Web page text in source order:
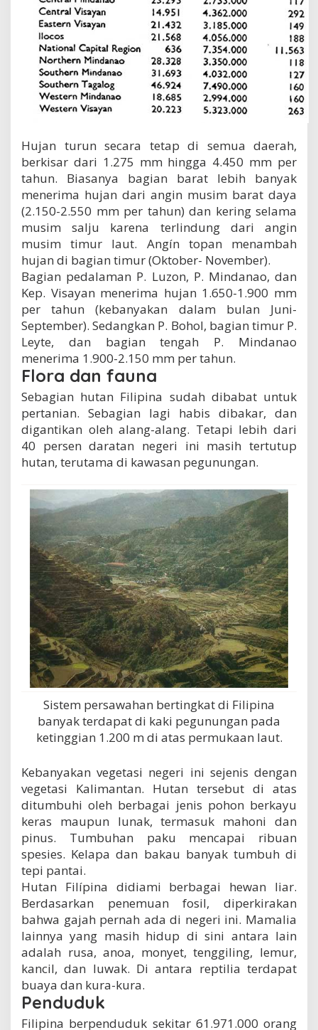
Hujan turun secara tetap di semua daerah,
berkisar dari 1.275 mm hingga 4.450 mm per
tahun. Biasanya bagian barat lebih banyak
menerima hujan dari angin musim barat daya
(2.150-2.550 mm per tahun) dan kering selama
musim salju karena terlindung dari angin
musim timur laut. Angín topan menambah
hujan di bagian timur (Oktober- November).
Bagian pedalaman P. Luzon, P. Mindanao, dan
Kep. Visayan menerima hujan 1.650-1.900 mm
per tahun (kebanyakan dalam bulan Juni-
September). Sedangkan P. Bohol, bagian timur P.
Leyte, dan bagian tengah P. Mindanao
menerima 1.900-2.150 mm per tahun.
Flora dan fauna
Sebagian hutan Filipina sudah dibabat untuk
pertanian. Sebagian lagi habis dibakar, dan
digantikan oleh alang-alang. Tetapi lebih dari
40 persen daratan negeri ini masih tertutup
hutan, terutama di kawasan pegunungan.
Sistem persawahan bertingkat di Filipina
banyak terdapat di kaki pegunungan pada
ketinggian 1.200 m di atas permukaan laut.
Kebanyakan vegetasi negeri ini sejenis dengan
vegetasi Kalimantan. Hutan tersebut di atas
ditumbuhi oleh berbagai jenis pohon berkayu
keras maupun lunak, termasuk mahoni dan
pinus. Tumbuhan paku mencapai ribuan
spesies. Kelapa dan bakau banyak tumbuh di
tepi pantai.
Hutan Filípina didiami berbagai hewan liar.
Berdasarkan penemuan fosil, diperkirakan
bahwa gajah pernah ada di negeri ini. Mamalia
lainnya yang masih hidup di sini antara lain
adalah rusa, anoa, monyet, tenggiling, lemur,
kancil, dan luwak. Di antara reptilia terdapat
buaya dan kura-kura.
Penduduk
Filipina berpenduduk sekitar 61.971.000 orang